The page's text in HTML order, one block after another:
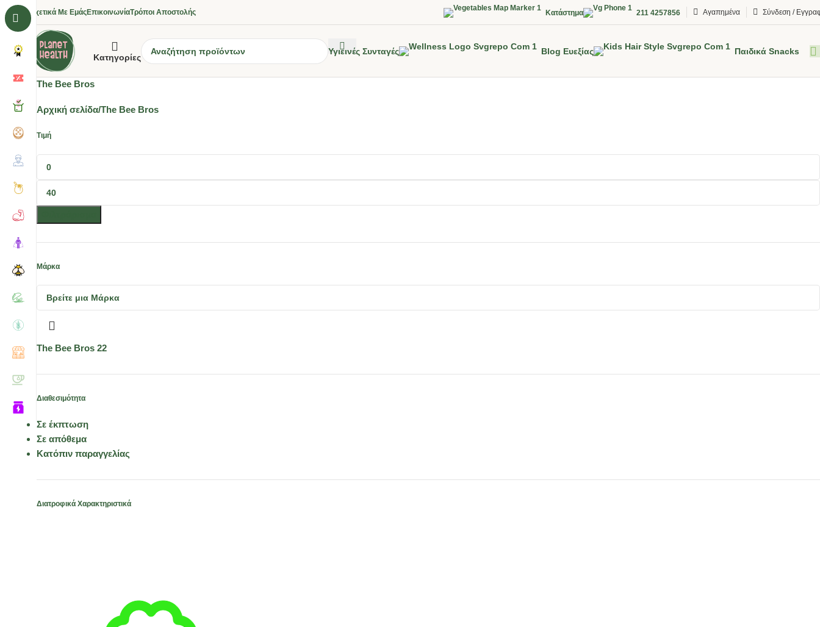
Σχετικά Με ΕμάςΕπικοινωνίαΤρόποι Αποστολής Κατάστημα 211 4257856 Αγαπημένα Σύνδεση /
Κατηγορίες
Υγιεινές Συνταγές Blog Ευεξίας Παιδικά Snacks
The Bee Bros
Αρχική σελίδα The Bee Bros
Τιμή
Μάρκα
The Bee Bros 22
Διαθεσιμότητα
Σε έκπτωση
Σε απόθεμα
Κατόπιν παραγγελίας
Διατροφικά Χαρακτηριστικά